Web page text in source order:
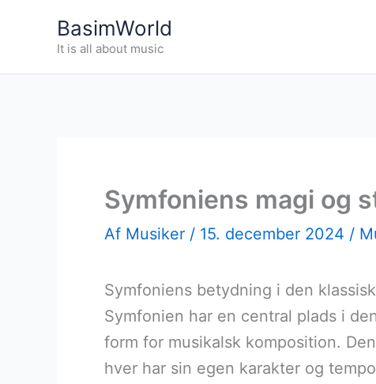
BasimWorld
It is all about music
Symfoniens magi og
Af Musiker / 15. december 2024 /
Symfoniens betydning i den
Symfonien har en central plads i
form for musikalsk komposition.
hver har sin egen karakter og